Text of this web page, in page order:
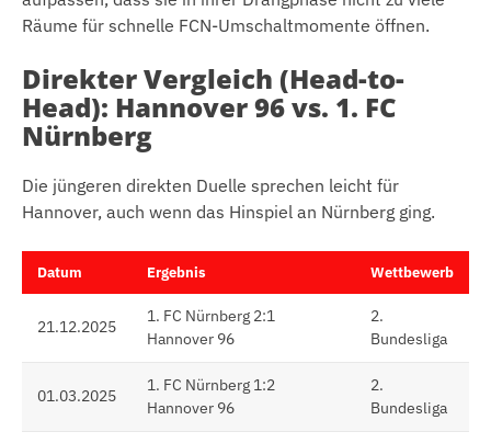
Räume für schnelle FCN-Umschaltmomente öffnen.
Direkter Vergleich (Head-to-
Head): Hannover 96 vs. 1. FC
Nürnberg
Die jüngeren direkten Duelle sprechen leicht für
Hannover, auch wenn das Hinspiel an Nürnberg ging.
Datum Ergebnis Wettbewerb
21.12.2025
1. FC Nürnberg 2:1
Hannover 96
2.
Bundesliga
01.03.2025
1. FC Nürnberg 1:2
Hannover 96
2.
Bundesliga